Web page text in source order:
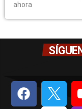
ahora